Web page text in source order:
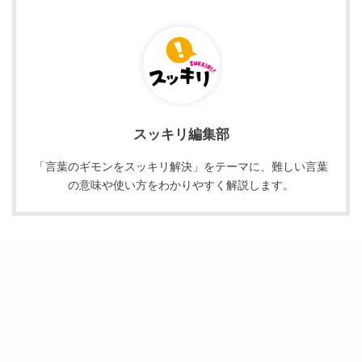
スッキリ編集部
「言葉のギモンをスッキリ解決」をテーマに、難しい言葉
の意味や使い方をわかりやすく解説します。